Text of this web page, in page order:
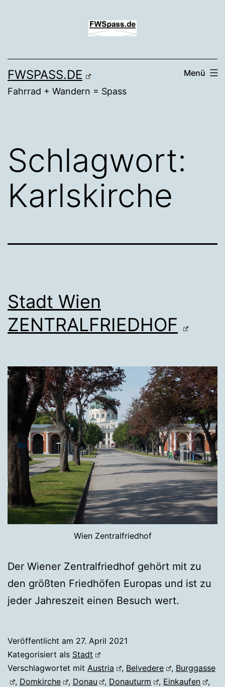
FWSPASS.DE
Fahrrad + Wandern = Spass
Menü
Schlagwort:
Karlskirche
Stadt Wien
ZENTRALFRIEDHOF
Wien Zentralfriedhof
Der Wiener Zentralfriedhof gehört mit zu
den größten Friedhöfen Europas und ist zu
jeder Jahreszeit einen Besuch wert.
Veröffentlicht am 27. April 2021
Kategorisiert als Stadt
Verschlagwortet mit Austria , Belvedere , Burggasse
, Domkirche , Donau , Donauturm , Einkaufen
,